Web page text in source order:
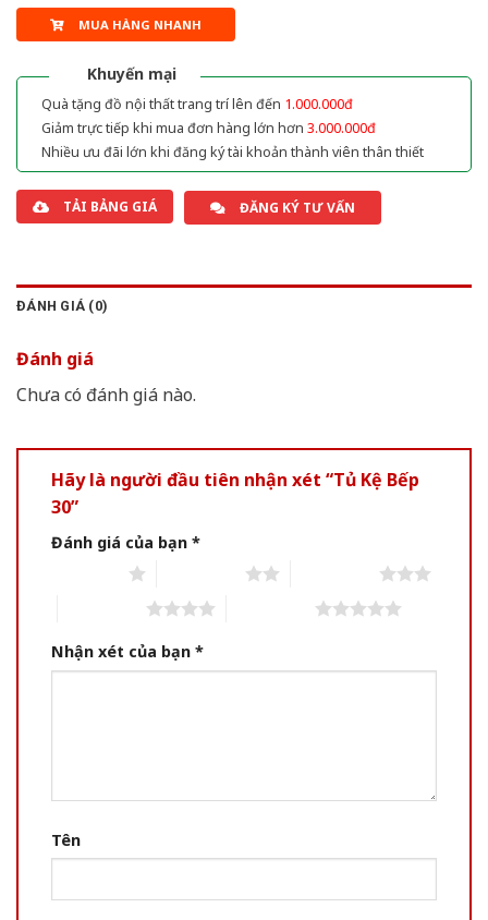
MUA HÀNG NHANH
Khuyến mại
Quà tặng đồ nội thất trang trí lên đến 1.000.000đ
Giảm trực tiếp khi mua đơn hàng lớn hơn 3.000.000đ
Nhiều ưu đãi lớn khi đăng ký tài khoản thành viên thân thiết
TẢI BẢNG GIÁ ĐĂNG KÝ TƯ VẤN
ĐÁNH GIÁ (0)
Đánh giá
Chưa có đánh giá nào.
Hãy là người đầu tiên nhận xét “Tủ Kệ Bếp
30”
Đánh giá của bạn *
Nhận xét của bạn *
Tên